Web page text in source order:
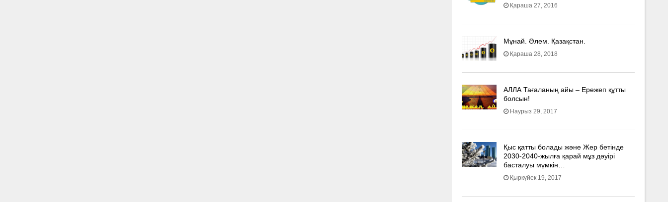
Қараша 27, 2016
Мұнай. Әлем. Қазақстан.
Қараша 28, 2018
АЛЛА Тағаланың айы – Ережеп құтты
болсын!
Наурыз 29, 2017
Қыс қатты болады және Жер бетінде
2030-2040­-жылға қарай мұз дәуірі
басталуы мүмкін…
Қыркүйек 19, 2017